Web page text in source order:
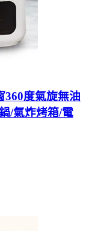
360度氣旋無油
/氣炸烤箱/電